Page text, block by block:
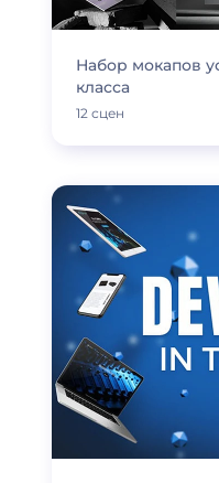
Набор мокапов
класса
12 сцен